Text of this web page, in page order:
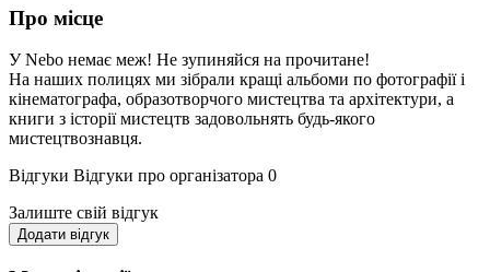
Про місце
У Nebo немає меж! Не зупиняйся на прочитане!
На наших полицях ми зібрали кращі альбоми по фотографії і
кінематографа, образотворчого мистецтва та архітектури, а
книги з історії мистецтв задовольнять будь-якого
мистецтвознавця.
Відгуки Відгуки про організатора 0
Залиште свій відгук
Додати відгук